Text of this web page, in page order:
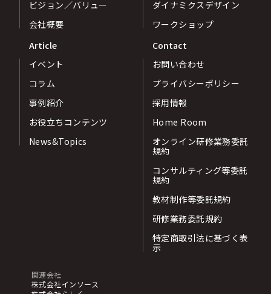
ビジョン／バリュー
会社概要
ダイナミクスデザイン
ワークショップ
Article
イベント
コラム
事例紹介
お役立ちコンテンツ
News&Topics
Contact
お問い合わせ
プライバシーポリシー
採用情報
Home Room
オンライン研修業務委託
規約
コンサルティング等委託
規約
教材制作等委託規約
研修業務委託規約
特定商取引法に基づく表
示
関連会社
株式会社インソース